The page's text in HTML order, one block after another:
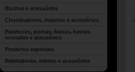
Buchas e acessórios
Chumbadores, insertos e acessórios
Parafusos, porcas, barras, hastes
roscadas e acessórios
Produtos especiais
Rebitadores, rebites e acessórios